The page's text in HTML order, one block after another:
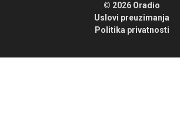
© 2026 Oradio
Uslovi preuzimanja
Politika privatnosti